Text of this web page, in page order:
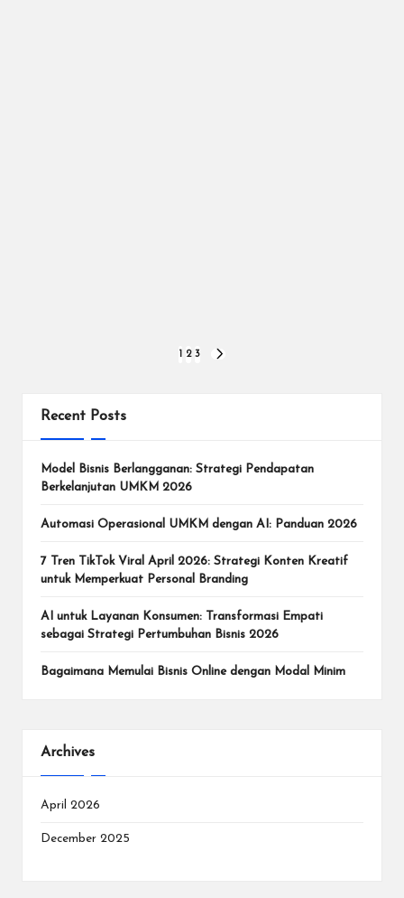
2 3
Recent Posts
Model Bisnis Berlangganan: Strategi Pendapatan
Berkelanjutan UMKM 2026
Automasi Operasional UMKM dengan AI: Panduan 2026
7 Tren TikTok Viral April 2026: Strategi Konten Kreatif
untuk Memperkuat Personal Branding
AI untuk Layanan Konsumen: Transformasi Empati
sebagai Strategi Pertumbuhan Bisnis 2026
Bagaimana Memulai Bisnis Online dengan Modal Minim
Archives
April 2026
December 2025